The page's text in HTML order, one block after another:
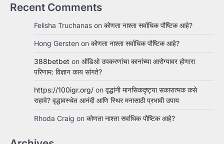
Recent Comments
Felisha Truchanas on कोणता नाश्ता सर्वाधिक पौष्टिक आहे?
Hong Gersten on कोणता नाश्ता सर्वाधिक पौष्टिक आहे?
388betbet on ऑडिओ उपकरणांचा कानांच्या आरोग्यावर होणारा
परिणाम: विज्ञान काय सांगते?
https://100igr.org/ on वृद्धांनी मानसिकदृष्ट्या सकारात्मक कसे
राहावे? वृद्धावस्थेत आनंदी आणि स्थिर मनासाठी प्रभावी उपाय
Rhoda Craig on कोणता नाश्ता सर्वाधिक पौष्टिक आहे?